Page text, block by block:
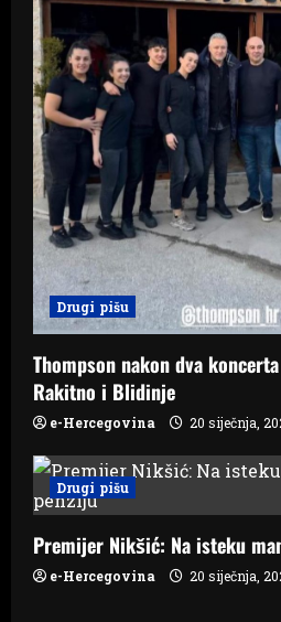
Drugi pišu
Thompson nakon dva
Rakitno i Blidinje
e-Hercegovina 20 siječnja,
Drugi pišu
Premijer Nikšić: Na isteku
e-Hercegovina 20 siječnja,